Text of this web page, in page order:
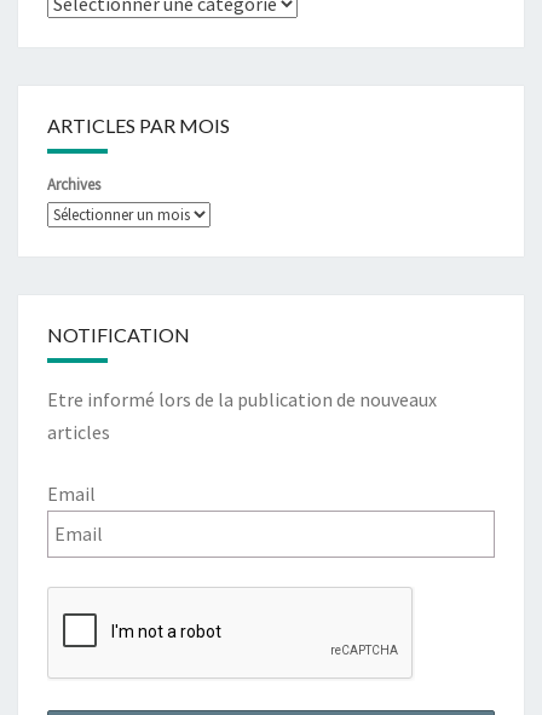
ARTICLES PAR MOIS
Archives
NOTIFICATION
Etre informé lors de la publication de nouveaux
articles
Email